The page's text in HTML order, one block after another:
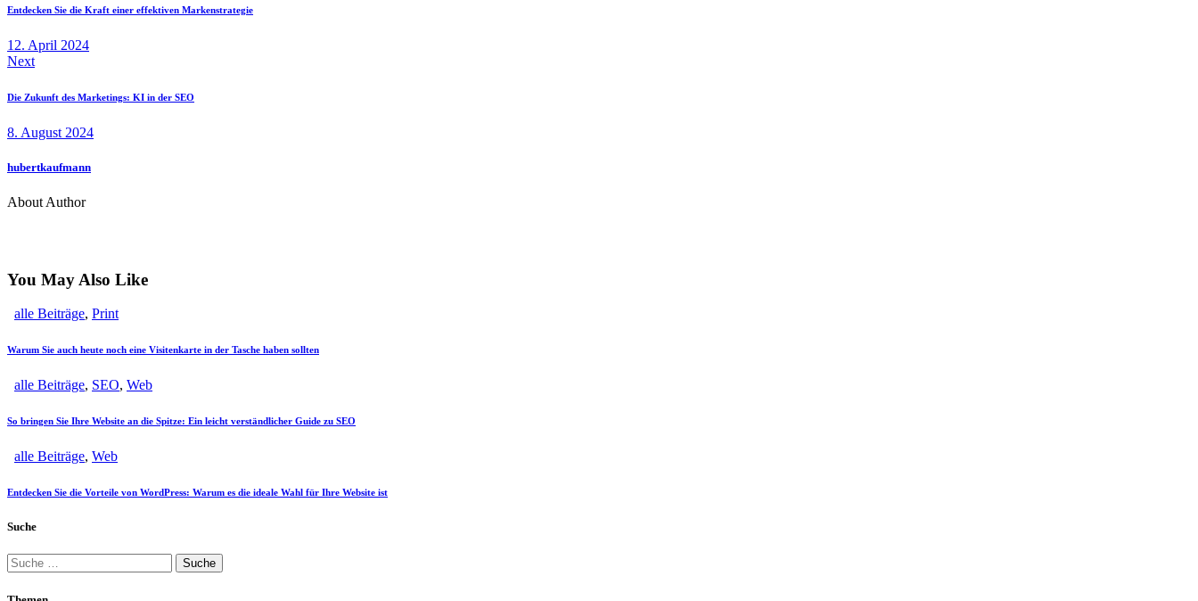
Navigation
Entdecken Sie die Kraft einer effektiven Markenstrategie
12. April 2024
Next
Die Zukunft des Marketings: KI in der SEO
8. August 2024
hubertkaufmann
About Author
1 new new
You May Also Like
alle Beiträge, Print
Warum Sie auch heute noch eine Visitenkarte in der Tasche haben sollten
alle Beiträge, SEO, Web
So bringen Sie Ihre Website an die Spitze: Ein leicht verständlicher Guide zu SEO
alle Beiträge, Web
Entdecken Sie die Vorteile von WordPress: Warum es die ideale Wahl für Ihre Website ist
Suche
Suche
nach: